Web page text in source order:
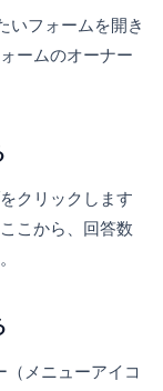
いフォームを開き
ームのオーナー
クリックします
こから、回答数
（メニューアイコ